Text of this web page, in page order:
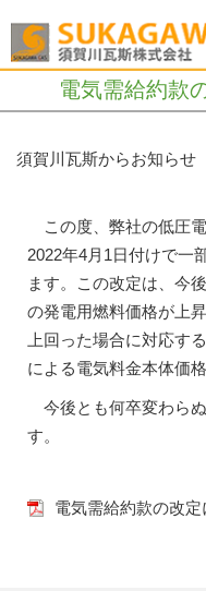
電気需給約款
須賀川瓦斯からお知らせ
この度、弊社の低圧電
2022年4月1日付けで一
ます。この改定は、今
の発電用燃料価格が上
上回った場合に対応す
による電気料金本体価
今後とも何卒変わら
す。
電気需給約款の改定